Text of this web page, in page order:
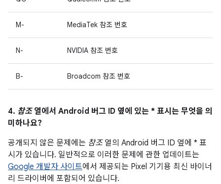
M- MediaTek 참조 번호
N- NVIDIA 참조 번호
B- Broadcom 참조 번호
4. 참조열에서 Android 버그 ID 옆에 있는 * 표시는 무엇을 의
미하나요?
공개되지 않은 문제에는 참조열의 Android 버그 ID 옆에 * 표
시가 있습니다. 일반적으로 이러한 문제에 관한 업데이트는
Google 개발자 사이트에서 제공되는 Pixel 기기용 최신 바이너
리 드라이버에 포함되어 있습니다.